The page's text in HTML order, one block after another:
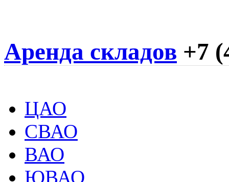
Аренда складов +7
ЦАО
СВАО
ВАО
ЮВАО